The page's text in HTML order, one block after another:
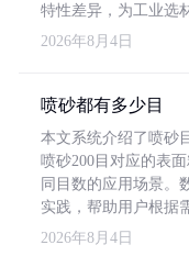
特性差异，为工业选
2026年8月4日
喷砂都有多少目
本文系统介绍了喷砂
喷砂200目对应的表
同目数的应用场景。
实践，帮助用户根据
2026年8月4日